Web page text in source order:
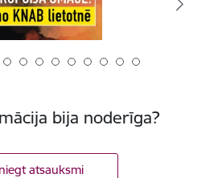
bija noderīga?
atsauksmi